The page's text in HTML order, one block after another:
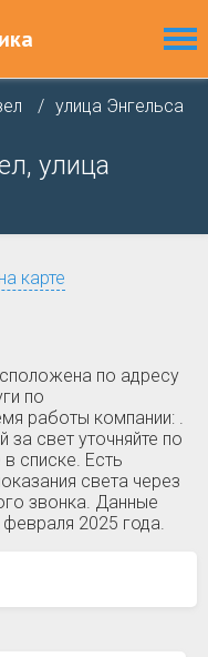
улица Энгельса
улица
карте
по адресу
по
работы компании: .
свет уточняйте по
списке. Есть
света через
звонка. Данные
2025 года.